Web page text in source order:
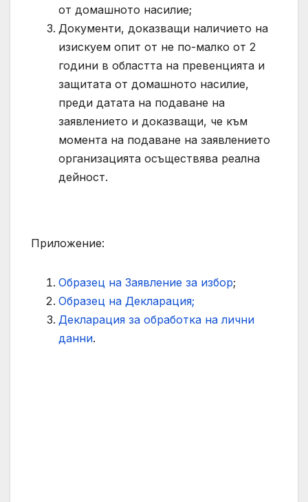
от домашното насилие;
Документи, доказващи наличието на
изискуем опит от не по-малко от 2
години в областта на превенцията и
защитата от домашното насилие,
преди датата на подаване на
заявлението и доказващи, че към
момента на подаване на заявлението
организацията осъществява реална
дейност.
Приложение:
Образец на Заявление за избор;
Образец на Декларация;
Декларация за обработка на лични
данни.